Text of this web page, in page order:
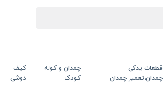
قطعات یدکی
چمدان،تعمیر چمدان
چمدان و کوله
کودک
کیف
دوشی